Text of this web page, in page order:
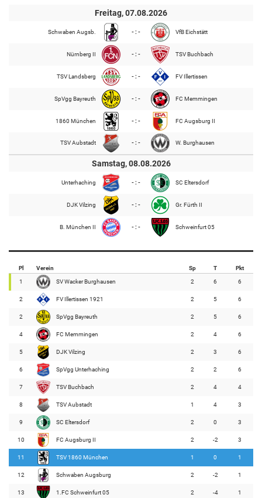
Freitag, 07.08.2026
Schwaben Augsb. - : - VfB Eichstätt
Nürnberg II - : - TSV Buchbach
TSV Landsberg - : - FV Illertissen
SpVgg Bayreuth - : - FC Memmingen
1860 München - : - FC Augsburg II
TSV Aubstadt - : - W. Burghausen
Samstag, 08.08.2026
Unterhaching - : - SC Eltersdorf
DJK Vilzing - : - Gr. Fürth II
B. München II - : - Schweinfurt 05
Pl Verein Sp T Pkt
1 SV Wacker Burghausen 2 6 6
2 FV Illertissen 1921 2 5 6
2 SpVgg Bayreuth 2 5 6
4 FC Memmingen 2 4 6
5 DJK Vilzing 2 3 6
6 SpVgg Unterhaching 2 2 6
7 TSV Buchbach 2 4 4
8 TSV Aubstadt 1 4 3
9 SC Eltersdorf 2 0 3
10 FC Augsburg II 2 -2 3
11 TSV 1860 München 1 0 1
12 Schwaben Augsburg 2 -2 1
13 1.FC Schweinfurt 05 2 -4 1